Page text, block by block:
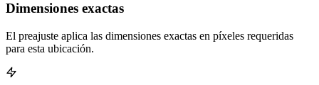
Dimensiones exactas
El preajuste aplica las dimensiones exactas en píxeles requeridas
para esta ubicación.